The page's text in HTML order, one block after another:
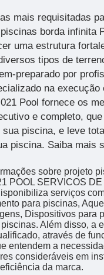
mais requisitadas
borda infinita
uma estrutura
tipos de
preparado por
na
Pool fornece os
e completo,
piscina, e leve
piscina. Saiba mais
sobre projeto
POOL SERVICOS
serviços
para piscinas,
Dispositivos para
Além disso, a
através de
entendem a
consideráveis em
da marca.